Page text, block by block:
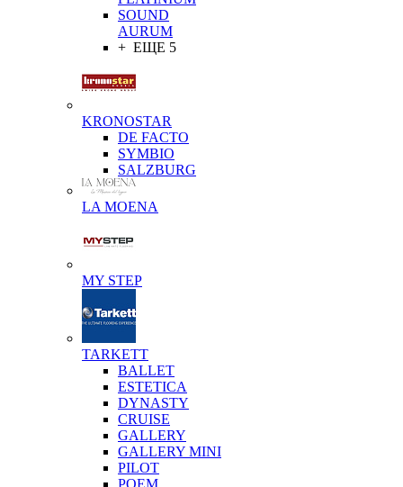
SOUND
AURUM
+ ЕЩЕ 5
KRONOSTAR
DE FACTO
SYMBIO
SALZBURG
LA MOENA
MY STEP
TARKETT
BALLET
ESTETICA
DYNASTY
CRUISE
GALLERY
GALLERY MINI
PILOT
POEM